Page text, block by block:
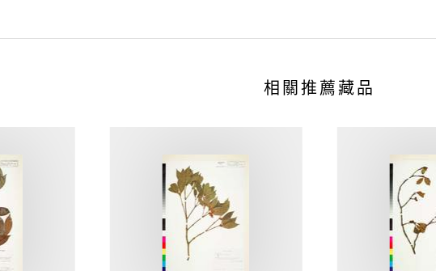
相關推薦藏品